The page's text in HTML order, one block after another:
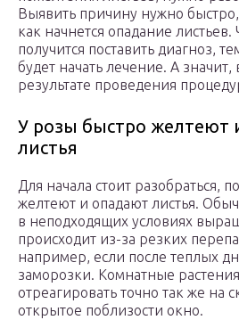
Выявить причину нужно
как начнется опадание
получится поставить диагноз,
будет начать лечение. А значит,
результате проведения
У розы быстро желтеют
листья
Для начала стоит разобраться,
желтеют и опадают листья.
в неподходящих условиях
происходит из-за резких
например, если после теплых
заморозки. Комнатные
отреагировать точно так же на
открытое поблизости окно.